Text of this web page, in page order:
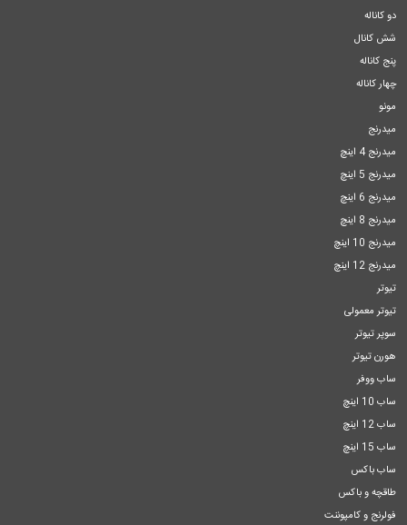
دو کاناله
شش کانال
پنج کاناله
چهار کاناله
مونو
میدرنج
میدرنج 4 اینچ
میدرنج 5 اینچ
میدرنج 6 اینچ
میدرنج 8 اینچ
میدرنج 10 اینچ
میدرنج 12 اینچ
تیوتر
تیوتر معمولی
سوپر تیوتر
هورن تیوتر
ساب ووفر
ساب 10 اینچ
ساب 12 اینچ
ساب 15 اینچ
ساب باکس
طاقچه و باکس
فولرنج و کامپوننت